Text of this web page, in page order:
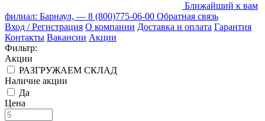
Ближайший к вам
филиал: Барнаул, — 8 (800)775-06-00 Обратная связь
Вход / Регистрация О компании Доставка и оплата Гарантия
Контакты Вакансии Акции
Фильтр:
Акции
РАЗГРУЖАЕМ СКЛАД
Наличие акции
Да
Цена